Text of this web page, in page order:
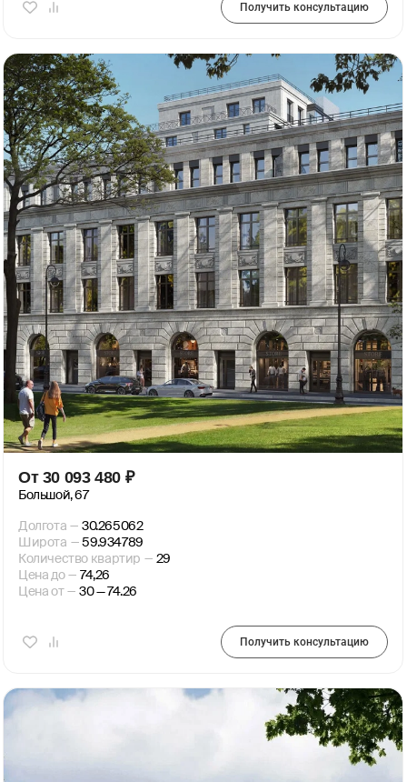
Получить консультацию
От 30 093 480 ₽
Большой, 67
Долгота — 30.265062
Широта — 59.934789
Количество квартир — 29
Цена до — 74,26
Цена от — 30 — 74.26
Получить консультацию